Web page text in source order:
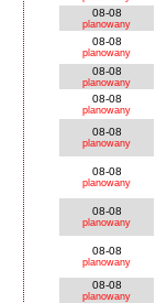
08-08
planowany
08-08
planowany
08-08
planowany
08-08
planowany
08-08
planowany
08-08
planowany
08-08
planowany
08-08
planowany
08-08
planowany